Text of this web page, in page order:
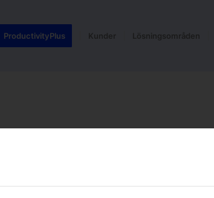
ProductivityPlus Kunder Lösningsområden